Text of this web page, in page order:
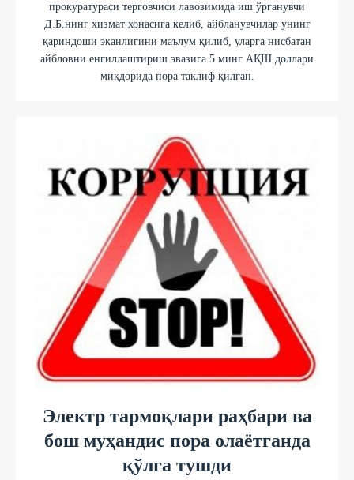
прокуратураси терговчиси лавозимида иш ўрганувчи
Д.Б.нинг хизмат хонасига келиб, айбланувчилар унинг
қариндоши эканлигини маълум қилиб, уларга нисбатан
айбловни енгиллаштириш эвазига 5 минг АҚШ доллари
миқдорида пора таклиф қилган.
Электр тармоқлари раҳбари ва
бош муҳандис пора олаётганда
қўлга тушди